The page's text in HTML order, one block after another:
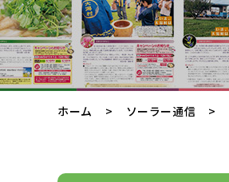
ホーム ソーラー通信